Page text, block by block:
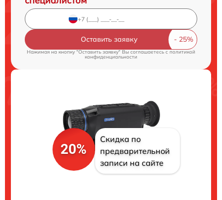
Оставить заявку
Нажимая на кнопку "Оставить заявку" Вы соглашаетесь c политикой
конфиденциальности
20%
Скидка по
предварительной
записи на сайте